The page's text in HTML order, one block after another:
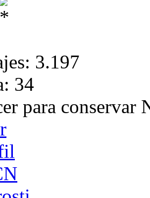
3.197
34
para conservar